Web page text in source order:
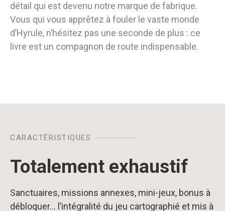
détail qui est devenu notre marque de fabrique.
Vous qui vous apprêtez à fouler le vaste monde
d’Hyrule, n’hésitez pas une seconde de plus : ce
livre est un compagnon de route indispensable.
CARACTÉRISTIQUES
Totalement exhaustif
Sanctuaires, missions annexes, mini-jeux, bonus à
débloquer… l’intégralité du jeu cartographié et mis à